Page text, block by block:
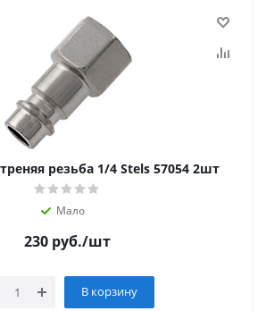
резьба 1/4 Stels 57054 2шт
Мало
230руб./шт
В корзину